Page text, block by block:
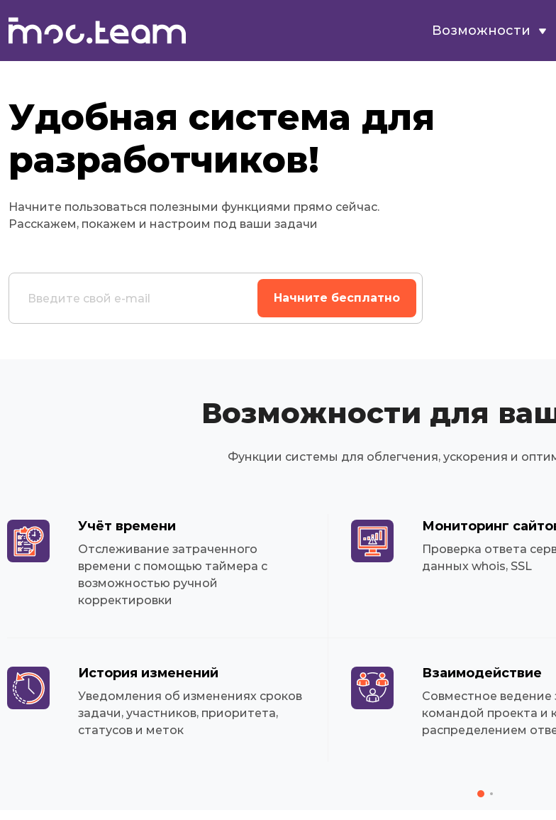
Возможности
Удобная система для
разработчиков!
Начните пользоваться полезными функциями прямо сейчас.
Расскажем, покажем и настроим под ваши задачи
Начните бесплатно
Возможности для
Функции системы для облегчения, ускорения и
Учёт времени
Отслеживание затраченного
времени с помощью таймера с
возможностью ручной
корректировки
Мониторинг
Проверка ответа
данных whois, SSL
История изменений
Уведомления об изменениях сроков
задачи, участников, приоритета,
статусов и меток
Взаимодействие
Совместное ведение
командой проекта и
распределением